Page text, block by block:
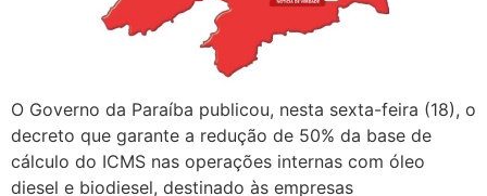
O Governo da Paraíba publicou, nesta sexta-feira (18), o
decreto que garante a redução de 50% da base de
cálculo do ICMS nas operações internas com óleo
diesel e biodiesel, destinado às empresas